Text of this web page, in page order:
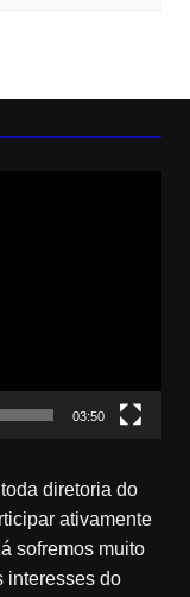
03:50
diretoria do
ativamente
sofremos muito
interesses do